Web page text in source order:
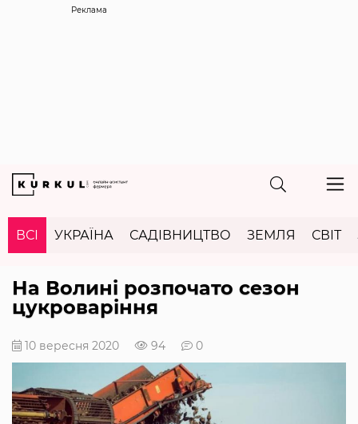
Реклама
ВСІ УКРАЇНА САДІВНИЦТВО ЗЕМЛЯ СВІТ
На Волині розпочато сезон
цукроваріння
10 вересня 2020 94 0